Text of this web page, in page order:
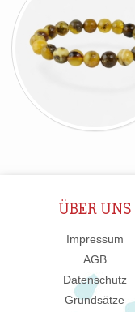
ÜBER UNS
Impressum
AGB
Datenschutz
Grundsätze